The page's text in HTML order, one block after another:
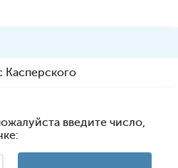
Касперского
введите число,